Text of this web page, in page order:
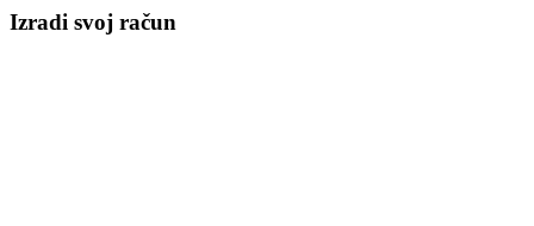
Izradi svoj račun